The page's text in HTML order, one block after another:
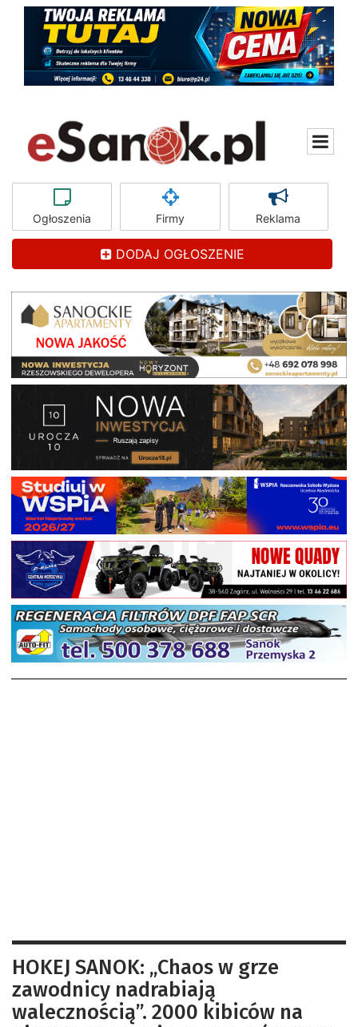
Ogłoszenia Firmy Reklama
DODAJ OGŁOSZENIE
HOKEJ SANOK: „Chaos w grze
zawodnicy nadrabiają
walecznością”. 2000 kibiców na